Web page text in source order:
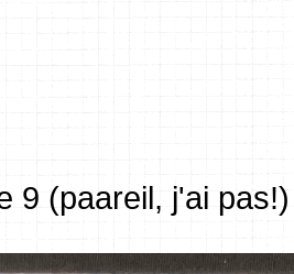
9 (paareil, j'ai pas!)